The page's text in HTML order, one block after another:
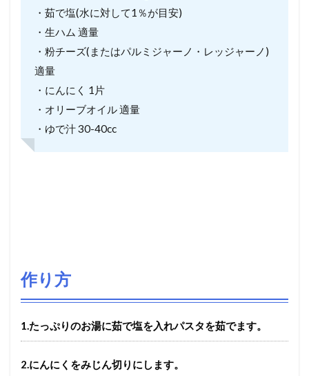
・茹で塩(水に対して1％が目安)
・生ハム 適量
・粉チーズ(またはパルミジャーノ・レッジャーノ)
適量
・にんにく 1片
・オリーブオイル 適量
・ゆで汁 30-40cc
作り方
1.たっぷりのお湯に茹で塩を入れパスタを茹でます。
2.にんにくをみじん切りにします。